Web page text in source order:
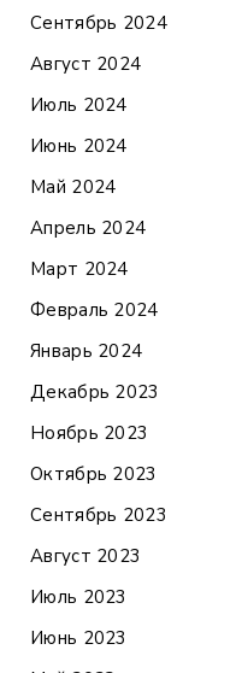
Сентябрь 2024
Август 2024
Июль 2024
Июнь 2024
Май 2024
Апрель 2024
Март 2024
Февраль 2024
Январь 2024
Декабрь 2023
Ноябрь 2023
Октябрь 2023
Сентябрь 2023
Август 2023
Июль 2023
Июнь 2023